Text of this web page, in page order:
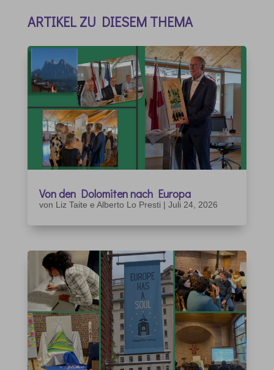
ARTIKEL ZU DIESEM THEMA
Von den Dolomiten nach Europa
von Liz Taite e Alberto Lo Presti | Juli 24, 2026